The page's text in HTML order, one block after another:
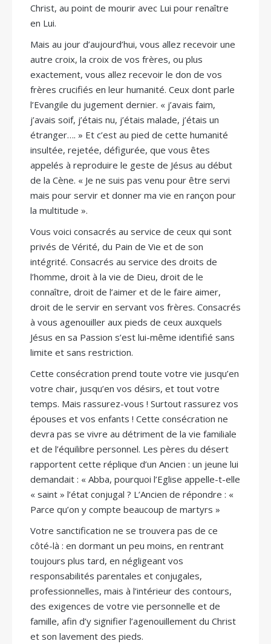
Christ, au point de mourir avec Lui pour renaître
en Lui.
Mais au jour d’aujourd’hui, vous allez recevoir une
autre croix, la croix de vos frères, ou plus
exactement, vous allez recevoir le don de vos
frères crucifiés en leur humanité. Ceux dont parle
l’Evangile du jugement dernier. « j’avais faim,
j’avais soif, j’étais nu, j’étais malade, j’étais un
étranger…. » Et c’est au pied de cette humanité
insultée, rejetée, défigurée, que vous êtes
appelés à reproduire le geste de Jésus au début
de la Cène. « Je ne suis pas venu pour être servi
mais pour servir et donner ma vie en rançon pour
la multitude ».
Vous voici consacrés au service de ceux qui sont
privés de Vérité, du Pain de Vie et de son
intégrité. Consacrés au service des droits de
l’homme, droit à la vie de Dieu, droit de le
connaître, droit de l’aimer et de le faire aimer,
droit de le servir en servant vos frères. Consacrés
à vous agenouiller aux pieds de ceux auxquels
Jésus en sa Passion s’est lui-même identifié sans
limite et sans restriction.
Cette consécration prend toute votre vie jusqu’en
votre chair, jusqu’en vos désirs, et tout votre
temps. Mais rassurez-vous ! Surtout rassurez vos
épouses et vos enfants ! Cette consécration ne
devra pas se vivre au détriment de la vie familiale
et de l’équilibre personnel. Les pères du désert
rapportent cette réplique d’un Ancien : un jeune lui
demandait : « Abba, pourquoi l’Eglise appelle-t-elle
« saint » l’état conjugal ? L’Ancien de répondre : «
Parce qu’on y compte beaucoup de martyrs »
Votre sanctification ne se trouvera pas de ce
côté-là : en dormant un peu moins, en rentrant
toujours plus tard, en négligeant vos
responsabilités parentales et conjugales,
professionnelles, mais à l’intérieur des contours,
des exigences de votre vie personnelle et de
famille, afin d’y signifier l’agenouillement du Christ
et son lavement des pieds.